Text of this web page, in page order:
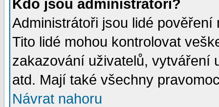
Kdo jsou administrátoři?
Administrátoři jsou lidé
Tito lidé mohou kontrolovat
zakazování uživatelů, vytváření
atd. Mají také všechny
Návrat nahoru